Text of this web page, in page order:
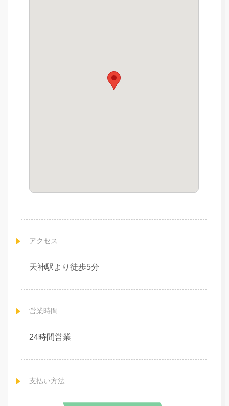
アクセス
天神駅より徒歩5分
営業時間
24時間営業
支払い方法